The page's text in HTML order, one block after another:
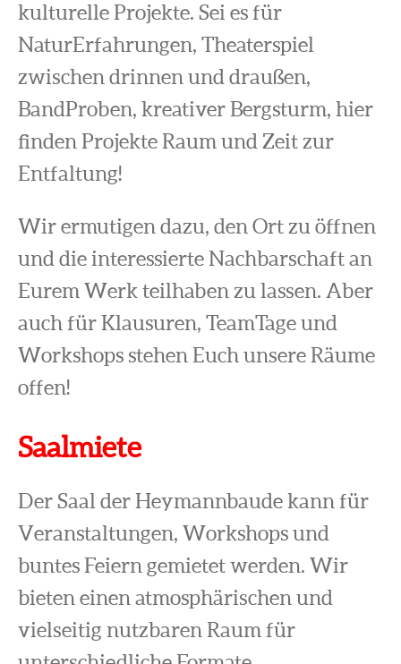
kulturelle Projekte. Sei es für
NaturErfahrungen, Theaterspiel
zwischen drinnen und draußen,
BandProben, kreativer Bergsturm, hier
finden Projekte Raum und Zeit zur
Entfaltung!
Wir ermutigen dazu, den Ort zu öffnen
und die interessierte Nachbarschaft an
Eurem Werk teilhaben zu lassen. Aber
auch für Klausuren, TeamTage und
Workshops stehen Euch unsere Räume
offen!
Saalmiete
Der Saal der Heymannbaude kann für
Veranstaltungen, Workshops und
buntes Feiern gemietet werden. Wir
bieten einen atmosphärischen und
vielseitig nutzbaren Raum für